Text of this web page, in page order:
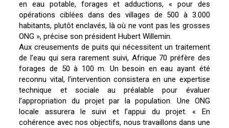
en eau potable, forages et adductions, « pour des
opérations ciblées dans des villages de 500 à 3.000
habitants, plutôt enclavés, là où ne vont pas les grosses
ONG », précise son président Hubert Willemin.
Aux creusements de puits qui nécessitent un traitement
de l’eau qui sera rarement suivi, Afrique 70 préfère des
forages de 50 à 100 m. Un besoin en eau ayant été
reconnu vital, l’intervention consistera en une expertise
technique et sociale au préalable pour évaluer
l’appropriation du projet par la population. Une ONG
locale assurera le suivi et l’appui du projet. « En
cohérence avec nos objectifs, nous travaillons dans une